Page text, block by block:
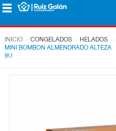
Saltar al contenido
CORPORATIVO
INICIO . CONGELADOS . HELADOS .
MINI BOMBON ALMENDRADO ALTEZA
9U